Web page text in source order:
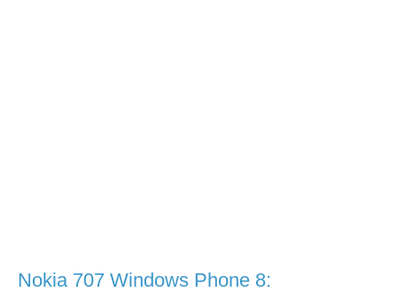
Nokia 707 Windows Phone 8: